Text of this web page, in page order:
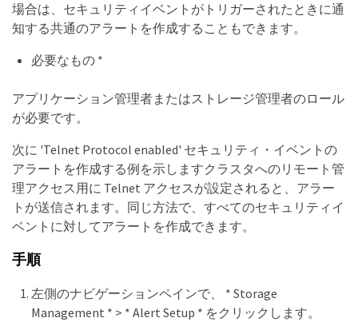
場合は、セキュリティイベントがトリガーされたときに通
知する共通のアラートを作成することもできます。
必要なもの *
アプリケーション管理者またはストレージ管理者のロール
が必要です。
次に 'Telnet Protocol enabled' セキュリティ・イベントの
アラートを作成する例を示しますクラスタへのリモート管
理アクセス用に Telnet アクセスが設定されると、アラー
トが送信されます。同じ方法で、すべてのセキュリティイ
ベントに対してアラートを作成できます。
手順
左側のナビゲーションペインで、 * Storage
Management * > * Alert Setup * をクリックします。